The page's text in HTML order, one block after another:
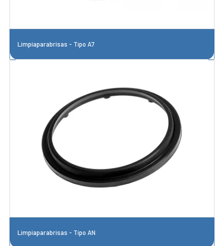
Limpiaparabrisas - Tipo A7
Limpiaparabrisas - Tipo AN